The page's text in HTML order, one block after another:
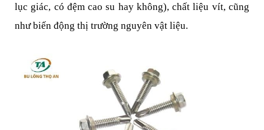
lục giác, có đệm cao su hay không), chất liệu vít, cũng
như biến động thị trường nguyên vật liệu.